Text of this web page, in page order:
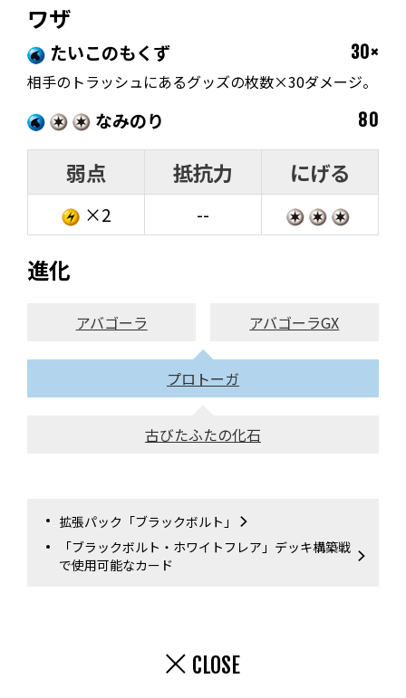
ワザ
たいこのもくず
30×
相手のトラッシュにあるグッズの枚数×30ダメージ。
なみのり 80
弱点 抵抗力 にげる
×2 --
進化
アバゴーラ アバゴーラGX
プロトーガ
古びたふたの化石
拡張パック「ブラックボルト」
「ブラックボルト・ホワイトフレア」デッキ構築戦
で使用可能なカード
CLOSE